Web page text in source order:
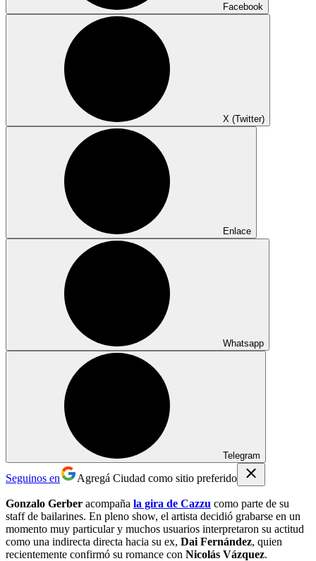
Facebook
X (Twitter)
Enlace
Whatsapp
Telegram
Seguinos en Agregá Ciudad como sitio preferido
Gonzalo Gerber acompaña la gira de Cazzu como parte de su
staff de bailarines. En pleno show, el artista decidió grabarse en un
momento muy particular y muchos usuarios interpretaron su actitud
como una indirecta directa hacia su ex, Dai Fernández, quien
recientemente confirmó su romance con Nicolás Vázquez.